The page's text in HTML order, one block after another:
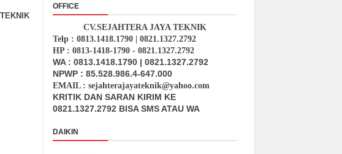
OFFICE
CV.SEJAHTERA JAYA TEKNIK
Telp : 0813.1418.1790 | 0821.1327.2792
HP : 0813-1418-1790 - 0821.1327.2792
WA : 0813.1418.1790 | 0821.1327.2792
NPWP : 85.528.986.4-647.000
EMAIL : sejahterajayateknik@yahoo.com
KRITIK DAN SARAN KIRIM KE
0821.1327.2792 BISA SMS ATAU WA
DAIKIN